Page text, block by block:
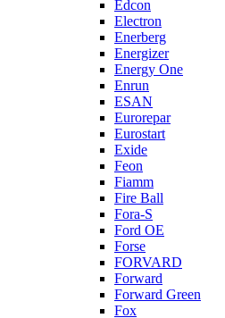
Edcon
Electron
Enerberg
Energizer
Energy One
Enrun
ESAN
Eurorepar
Eurostart
Exide
Feon
Fiamm
Fire Ball
Fora-S
Ford OE
Forse
FORVARD
Forward
Forward Green
Fox